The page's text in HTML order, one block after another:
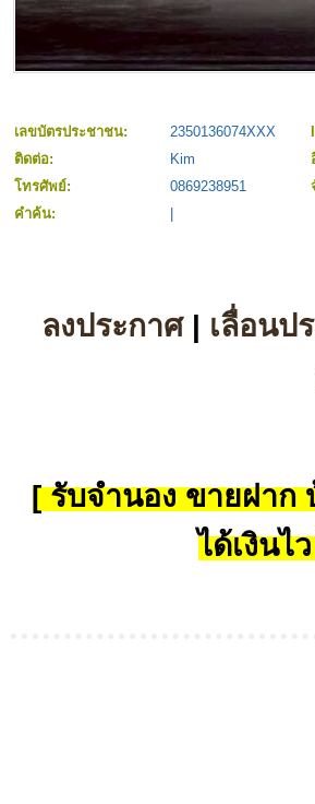
เลขบัตรประชาชน: 2350136074XXX
ติดต่อ:
Kim
โทรศัพย์:
0869238951
คำค้น:
ลงประกาศ| เลื่อนป
[ รับจำนอง ขายฝาก
ได้เงินไ